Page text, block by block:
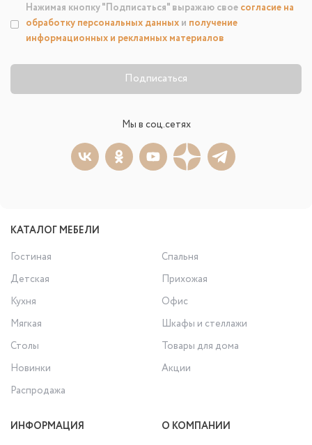
Подписаться
Нажимая кнопку "Подписаться" выражаю свое согласие на
обработку персональных данных и получение
информационных и рекламных материалов
Мы в соц.сетях
КАТАЛОГ МЕБЕЛИ
Гостиная
Спальня
Детская
Прихожая
Кухня
Офис
Мягкая
Шкафы и стеллажи
Столы
Товары для дома
Новинки
Акции
Распродажа
ИНФОРМАЦИЯ
О КОМПАНИИ